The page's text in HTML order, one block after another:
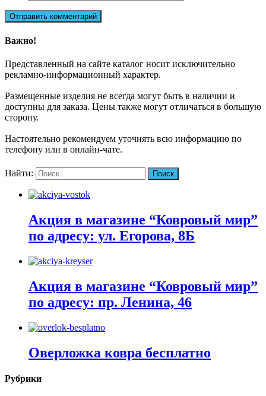
Важно!
Представленный на сайте каталог носит исключительно
рекламно-информационный характер.
Размещенные изделия не всегда могут быть в наличии и
доступны для заказа. Цены также могут отличаться в большую
сторону.
Настоятельно рекомендуем уточнять всю информацию по
телефону или в онлайн-чате.
Найти:
Акция в магазине “Ковровый мир”
по адресу: ул. Егорова, 8Б
Акция в магазине “Ковровый мир”
по адресу: пр. Ленина, 46
Оверложка ковра бесплатно
Рубрики